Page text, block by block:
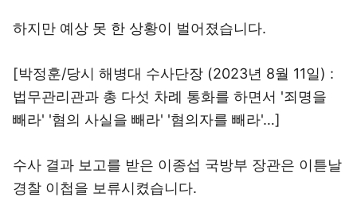
하지만 예상 못 한 상황이 벌어졌습니다.
[박정훈/당시 해병대 수사단장 (2023년 8월 11일) :
법무관리관과 총 다섯 차례 통화를 하면서 '죄명을
빼라' '혐의 사실을 빼라' '혐의자를 빼라'…]
수사 결과 보고를 받은 이종섭 국방부 장관은 이튿날
경찰 이첩을 보류시켰습니다.